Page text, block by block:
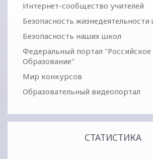
Интернет-сообщество учителей
Безопасность
Безопасность наших школ
Федеральный портал "Российское
Образование"
Мир конкурсов
Образовательный видеопортал
СТАТИСТИКА